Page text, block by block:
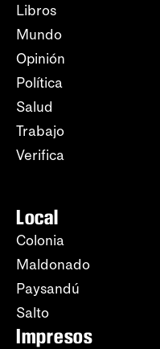
Libros
Mundo
Opinión
Política
Salud
Trabajo
Verifica
Local
Colonia
Maldonado
Paysandú
Salto
Impresos